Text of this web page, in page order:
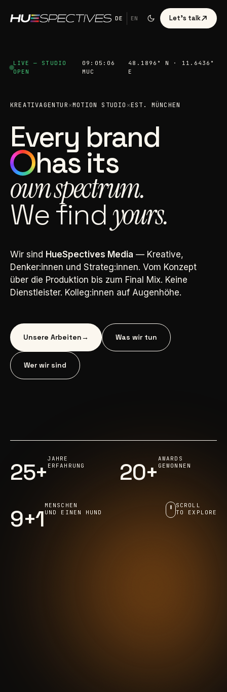
DE EN Let's talk
LIVE — STUDIO
OPEN
09:05:08
MUC
48.1896° N · 11.6436°
E
KREATIVAGENTUR✕MOTION STUDIO ✕EST. MÜNCHEN
Every brand
has its
own spectrum.
We findyours.
Wir sind HueSpectives Media — Kreative,
Denker:innen und Strateg:innen. Vom Konzept
über die Produktion bis zum Final Mix. Keine
Dienstleister. Kolleg:innen auf Augenhöhe.
Unsere Arbeiten→ Was wir tun
Wer wir sind
25+ JAHRE
ERFAHRUNG
20+ AWARDS
GEWONNEN
9+1 MENSCHEN
UND EINEN HUND
SCROLL
TO EXPLORE